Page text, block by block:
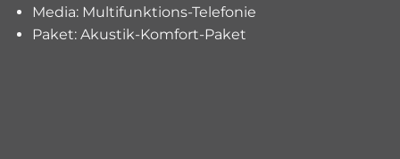
Media: Multifunktions-Telefonie
Paket: Akustik-Komfort-Paket